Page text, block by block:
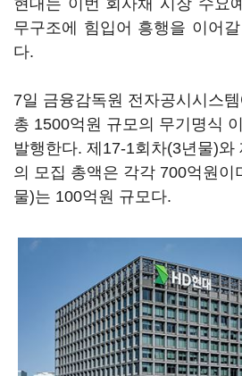
현대는 이번 회사채 시장 수요
무구조에 힘입어 흥행을 이어
다.
7일 금융감독원 전자공시시스
총 1500억원 규모의 무기명식
발행한다. 제17-1회차(3년물)와
의 모집 총액은 각각 700억원이
물)는 100억원 규모다.